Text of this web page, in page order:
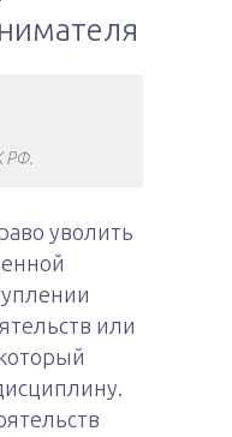
РФ.
уволить
или